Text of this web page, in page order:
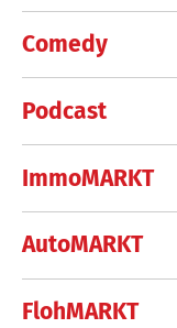
Comedy
Podcast
ImmoMARKT
AutoMARKT
FlohMARKT